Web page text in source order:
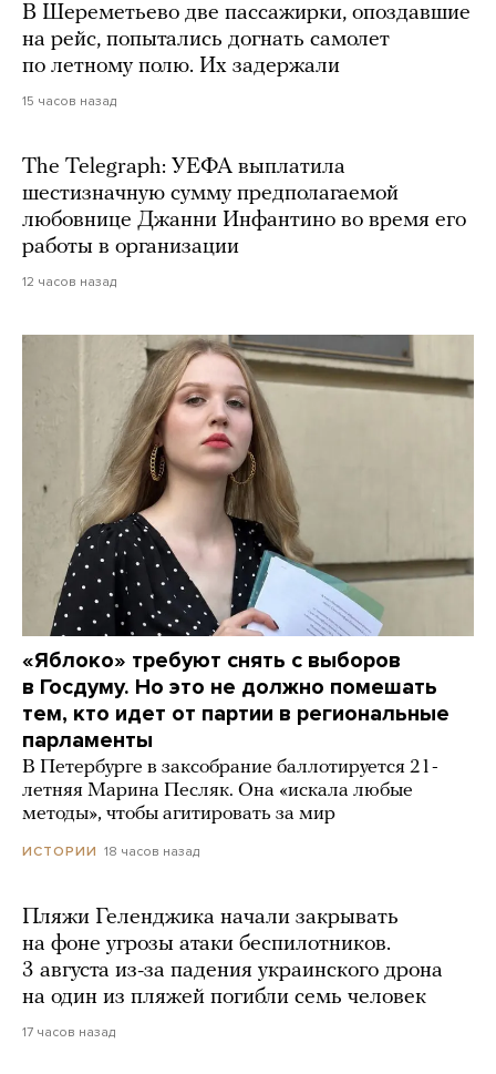
В Шереметьево две пассажирки, опоздавшие
на рейс, попытались догнать самолет
по летному полю. Их задержали
15 часов назад
The Telegraph: УЕФА выплатила
шестизначную сумму предполагаемой
любовнице Джанни Инфантино во время его
работы в организации
12 часов назад
«Яблоко» требуют снять с выборов
в Госдуму. Но это не должно помешать
тем, кто идет от партии в региональные
парламенты
В Петербурге в заксобрание баллотируется 21-
летняя Марина Песляк. Она «искала любые
методы», чтобы агитировать за мир
ИСТОРИИ 18 часов назад
Пляжи Геленджика начали закрывать
на фоне угрозы атаки беспилотников.
3 августа из-за падения украинского дрона
на один из пляжей погибли семь человек
17 часов назад